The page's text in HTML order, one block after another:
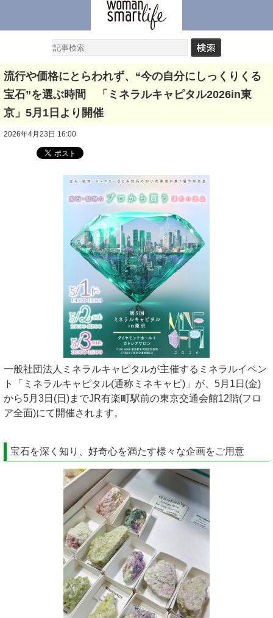
流行や価格にとらわれず、“今の自分にしっくりくる
宝石”を選ぶ時間 「ミネラルキャピタル2026in東
京」5月1日より開催
2026年4月23日 16:00
一般社団法人ミネラルキャピタルが主催するミネラルイベン
ト「ミネラルキャピタル(通称ミネキャピ)」が、5月1日(金)
から5月3日(日)までJR有楽町駅前の東京交通会館12階(フロ
ア全面)にて開催されます。
宝石を深く知り、好奇心を満たす様々な企画をご用意